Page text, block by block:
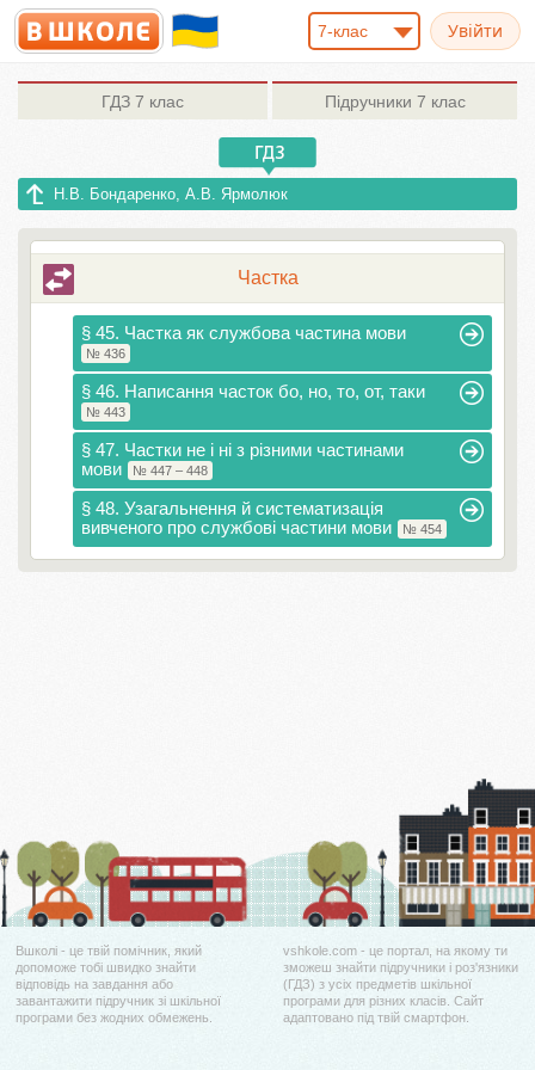
7-клас
ГДЗ 7 клас Підручники 7 клас
Н.В. Бондаренко, А.В. Ярмолюк
Частка
§ 45. Частка як службова частина мови
№ 436
§ 46. Написання часток бо, но, то, от, таки
№ 443
§ 47. Частки не і ні з різними частинами
мови
№ 447 – 448
§ 48. Узагальнення й систематизація
вивченого про службові частини мови
№ 454
Вшколі - це твій помічник, який
допоможе тобі швидко знайти
відповідь на завдання або
завантажити підручник зі шкільної
програми без жодних обмежень.
vshkole.com - це портал, на якому ти
зможеш знайти підручники і роз'язники
(ГДЗ) з усіх предметів шкільної
програми для різних класів. Сайт
адаптовано під твій смартфон.